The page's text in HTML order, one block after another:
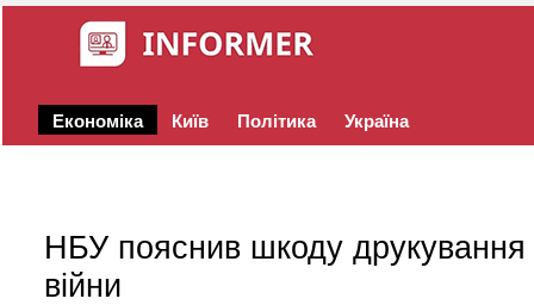
Економіка Київ Політика Україна
НБУ пояснив шкоду друкування
війни